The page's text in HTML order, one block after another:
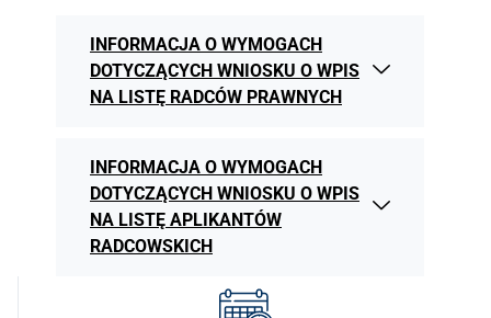
INFORMACJA O WYMOGACH
DOTYCZĄCYCH WNIOSKU O WPIS
NA LISTĘ RADCÓW PRAWNYCH
INFORMACJA O WYMOGACH
DOTYCZĄCYCH WNIOSKU O WPIS
NA LISTĘ APLIKANTÓW
RADCOWSKICH